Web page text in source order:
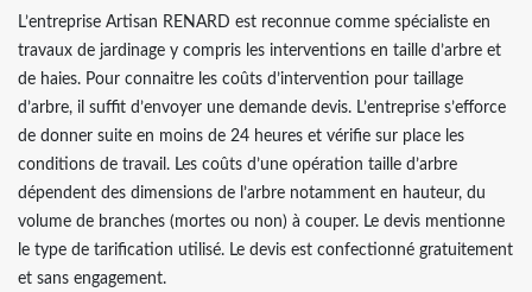
L’entreprise Artisan RENARD est reconnue comme spécialiste en
travaux de jardinage y compris les interventions en taille d’arbre et
de haies. Pour connaitre les coûts d’intervention pour taillage
d’arbre, il suffit d’envoyer une demande devis. L’entreprise s’efforce
de donner suite en moins de 24 heures et vérifie sur place les
conditions de travail. Les coûts d’une opération taille d’arbre
dépendent des dimensions de l’arbre notamment en hauteur, du
volume de branches (mortes ou non) à couper. Le devis mentionne
le type de tarification utilisé. Le devis est confectionné gratuitement
et sans engagement.